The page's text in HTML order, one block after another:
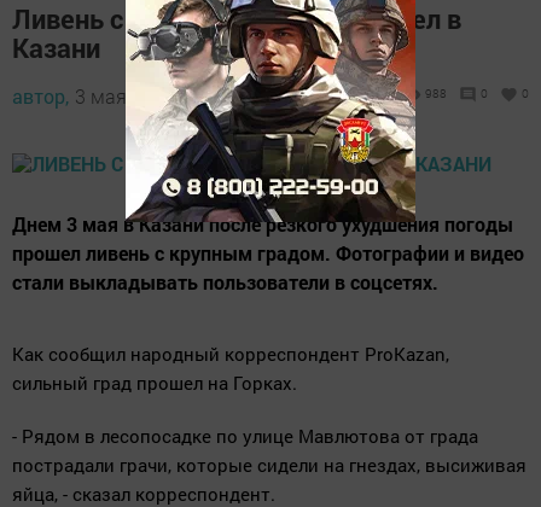
Ливень с крупным градом прошел в
Казани
автор, 3 мая 2017 - 18:51 988 0 0
Днем 3 мая в Казани после резкого ухудшения погоды
прошел ливень с крупным градом. Фотографии и видео
стали выкладывать пользователи в соцсетях.
Как сообщил народный корреспондент ProKazan,
сильный град прошел на Горках.
- Рядом в лесопосадке по улице Мавлютова от града
пострадали грачи, которые сидели на гнездах, высиживая
яйца, - сказал корреспондент.